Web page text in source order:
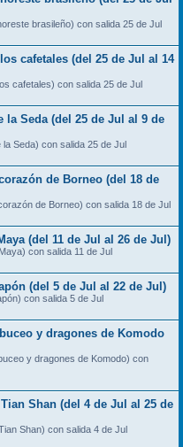
brasileño) con salida 25 de Jul
cafetales (del 25 de Jul al 14
cafetales) con salida 25 de Jul
la Seda (del 25 de Jul al 9 de
Seda) con salida 25 de Jul
de Borneo (del 18 de
de Borneo) con salida 18 de Jul
(del 11 de Jul al 26 de Jul)
con salida 11 de Jul
(del 5 de Jul al 22 de Jul)
con salida 5 de Jul
y dragones de Komodo
y dragones de Komodo) con
Shan (del 4 de Jul al 25 de
Shan) con salida 4 de Jul